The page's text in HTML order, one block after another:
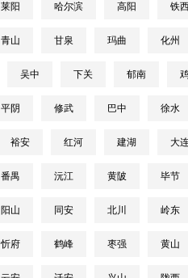
莱阳 哈尔滨 高阳 铁
青山 甘泉 玛曲 化州
吴中 下关 郁南
平阴 修武 巴中 徐水
裕安 红河 建湖 大
番禺 沅江 黄陂 毕节
阳山 同安 北川 岭东
忻府 鹤峰 枣强 黄山